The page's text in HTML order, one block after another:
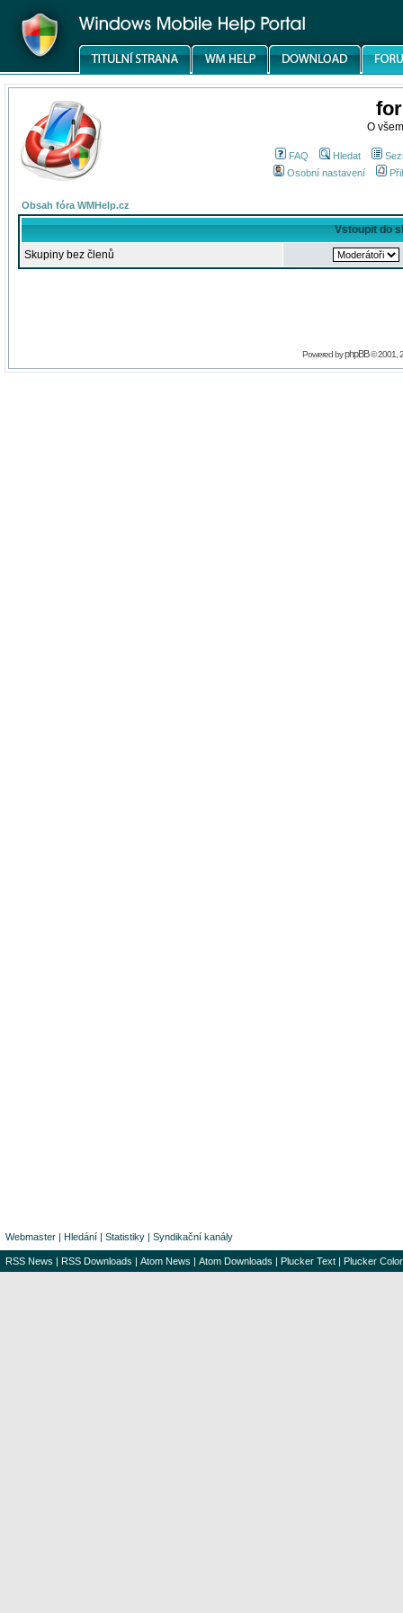
O
FAQ Hledat
Osobní nastavení
Obsah fóra WMHelp.cz
Vstoupit do
Skupiny bez členů
Powered byphpBB© 2001,
Webmaster | Hledání | Statistiky | Syndikační kanály
RSS News | RSS Downloads | Atom News | Atom Downloads | Plucker Text | Plucker Color